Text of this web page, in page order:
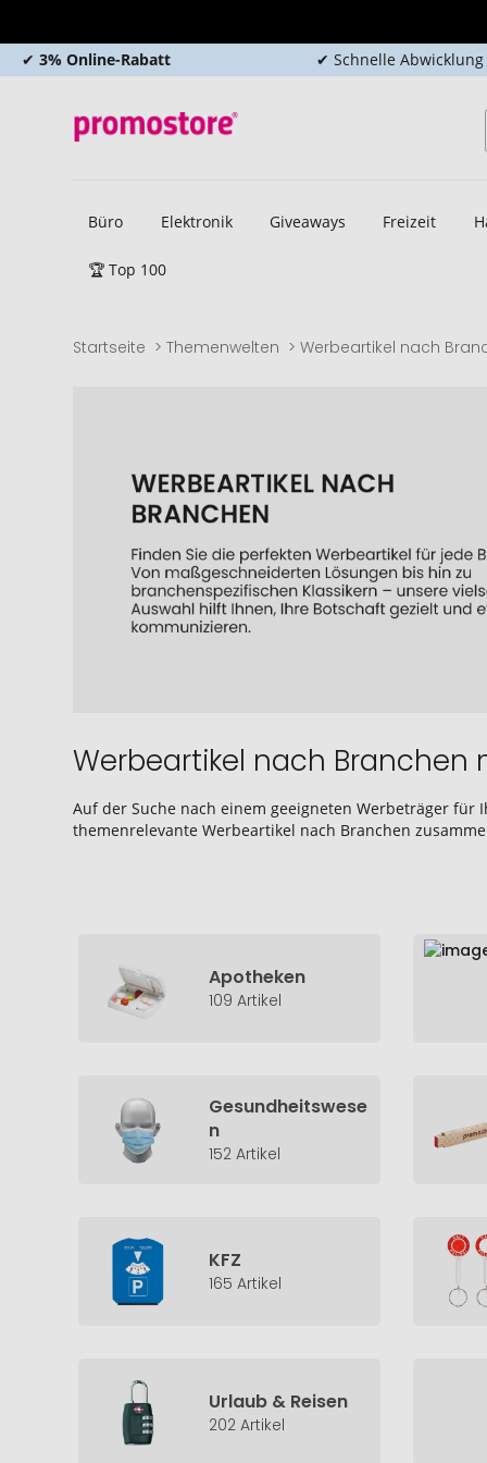
✔ 3% Online-Rabatt ✔ Schnelle Abwicklung
Büro Elektronik Giveaways Freizeit
🏆 Top 100
Startseite Themenwelten Werbeartikel nach
Werbeartikel nach Branchen
Auf der Suche nach einem geeigneten Werbeträger
themenrelevante Werbeartikel nach Branchen
Apotheken
109 Artikel
Gesundheitswese
n
152 Artikel
KFZ
165 Artikel
Urlaub & Reisen
202 Artikel